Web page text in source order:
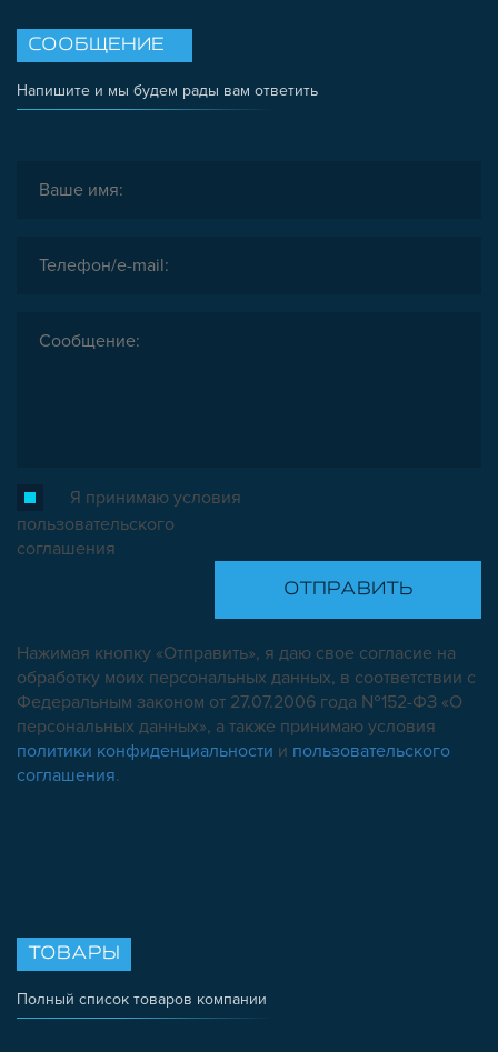
ОПОРЫ, ПОДВЕСЫ
КОМПОНЕНТЫ ДЛЯ КОНВЕЙЕРОВ
КОЛЁСА
ПЛАСТИКОВЫЕ КОРОБКИ
СООБЩЕНИЕ
Напишите и мы будем рады вам ответить
Я принимаю условия
пользовательского
соглашения
Нажимая кнопку «Отправить», я даю свое согласие на
обработку моих персональных данных, в соответствии с
Федеральным законом от 27.07.2006 года №152-ФЗ «О
персональных данных», а также принимаю условия
политики конфиденциальности и пользовательского
соглашения.
ТОВАРЫ
Полный список товаров компании